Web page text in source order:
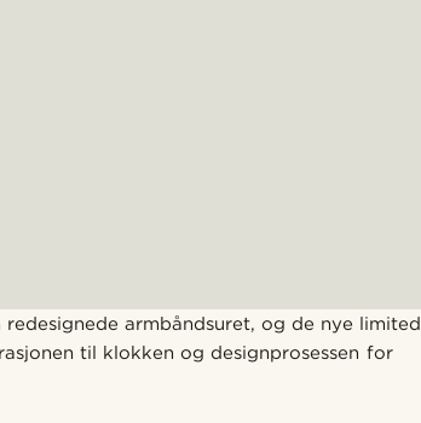
armbåndsuret, og de nye limited
til klokken og designprosessen for